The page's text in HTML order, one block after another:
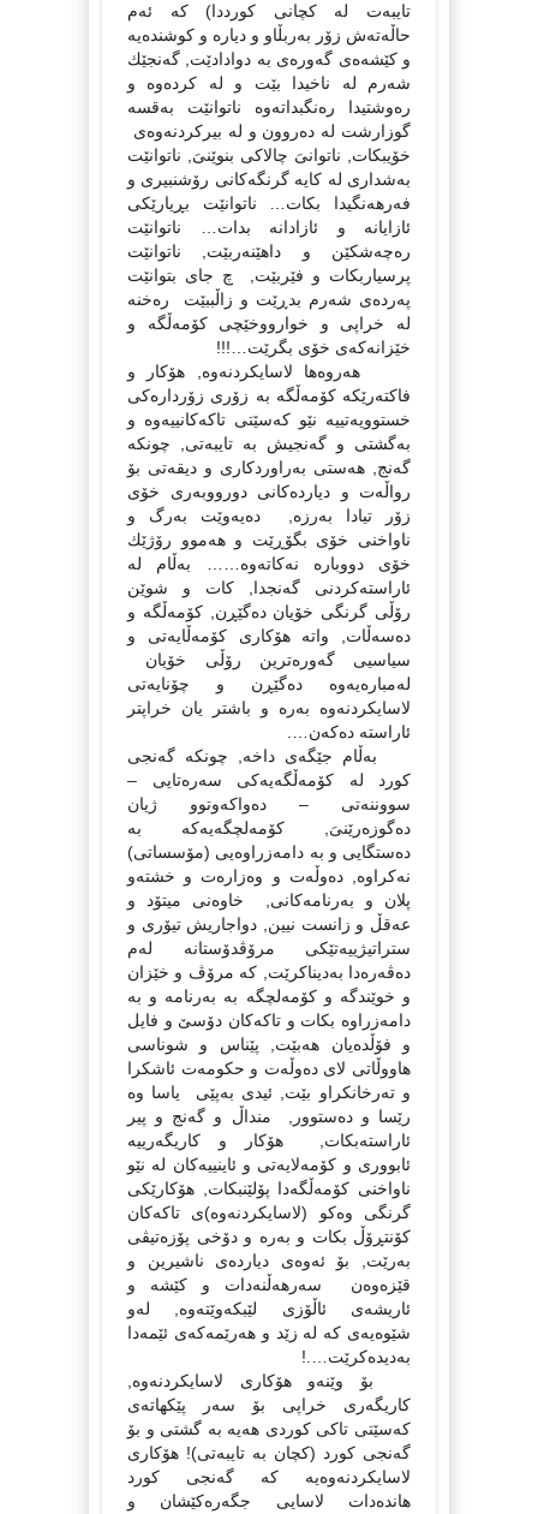
تایبەت لە كچانى كورددا) كە ئەم
حاڵەتەش زۆر بەربڵاو و دیارە و كوشندەیە
و كێشەەى گەورەى بە دوادادێت, گەنجێك
شەرم لە ناخیدا بێت و لە كردەوە و
رەوشتیدا رەنگبداتەوە ناتوانێت بەقسە
گوزارشت لە دەروون و لە بیركردنەوەى
خۆیبكات, ناتوانىَ چالاكى بنوێنىَ, ناتوانێت
بەشدارى لە كایە گرنگەكانى رۆشنبیرى و
فەرهەنگیدا بكات… ناتوانێت بڕیارێكى
ئازایانە و ئازادانە بدات… ناتوانێت
رەچەشكێن و داهێنەربێت, ناتوانێت
پرسیاربكات و فێربێت, چ جاى بتوانێت
پەردەى شەرم بدڕێت و زاڵببێت رەخنە
لە خراپى و خوارووخێچى كۆمەڵگە و
خێزانەكەى خۆى بگرێت…!!!
هەروەها لاسایكردنەوە, هۆكار و
فاكتەرێكە كۆمەڵگە بە زۆرى زۆردارەكى
خستوویەتییە نێو كەسێتى تاكەكانییەوە و
بەگشتى و گەنجیش بە تایبەتى, چونكە
گەنج, هەستى بەراوردكارى و دیقەتى بۆ
رواڵەت و دیاردەكانى دورووبەرى خۆى
زۆر تیادا بەرزە, دەیەوێت بەرگ و
ناواخنى خۆى بگۆڕێت و هەموو رۆژێك
خۆى دووبارە نەكاتەوە…… بەڵام لە
ئاراستەكردنى گەنجدا, كات و شوێن
رۆڵى گرنگى خۆیان دەگێڕن, كۆمەڵگە و
دەسەڵات, واتە هۆكارى كۆمەڵایەتى و
سیاسیى گەورەترین رۆڵى خۆیان
لەمبارەیەوە دەگێڕن و چۆنایەتى
لاسایكردنەوە بەرە و باشتر یان خراپتر
ئاراستە دەكەن….
بەڵام جێگەى داخە, چونكە گەنجى
كورد لە كۆمەڵگەیەكى سەرەتایى –
سووننەتى – دەواكەوتوو ژیان
دەگوزەرێنىَ, كۆمەلچگەیەكە بە
دەستگایى و بە دامەزراوەیى (مۆسساتی)
نەكراوە, دەوڵەت و وەزارەت و خشتەو
پلان و بەرنامەكانى, خاوەنى میتۆد و
عەقڵ و زانست نیین, دواجاریش تیۆرى و
ستراتیژییەتێكى مرۆڤدۆستانە لەم
دەڤەرەدا بەدیناكرێت, كە مرۆڤ و خێزان
و خوێندگە و كۆمەلچگە بە بەرنامە و بە
دامەزراوە بكات و تاكەكان دۆسێ و فایل
و فۆڵدەیان هەبێت, پێناس و شوناسى
هاووڵاتى لاى دەوڵەت و حكومەت ئاشكرا
و تەرخانكراو بێت, ئیدى بەپێى یاسا وە
رێسا و دەستوور, منداڵ و گەنج و پیر
ئاراستەبكات, هۆكار و كاریگەرییە
ئابوورى و كۆمەلایەتى و ئاینییەكان لە نێو
ناواخنى كۆمەڵگەدا پۆلێنبكات, هۆكارێكى
گرنگى وەكو (لاسایكردنەوە)ى تاكەكان
كۆنتڕۆڵ بكات و بەرە و دۆخى پۆزەتیڤى
بەرێت, بۆ ئەوەى دیاردەى ناشیرین و
قێزەوەن سەرهەڵنەدات و كێشە و
ئاریشەى ئاڵۆزى لێبكەوێتەوە, لەو
شێوەیەى كە لە زێد و هەرێمەكەى ئێمەدا
بەدیدەكرێت….!
بۆ وێنەو هۆكارى لاسایكردنەوە,
كاریگەرى خراپى بۆ سەر پێكهاتەى
كەسێتى تاكى كوردى هەیە بە گشتى و بۆ
گەنجى كورد (كچان بە تایبەتى)! هۆكارى
لاسایكردنەوەیە كە گەنجى كورد
هاندەدات لاسایى جگەرەكێشان و